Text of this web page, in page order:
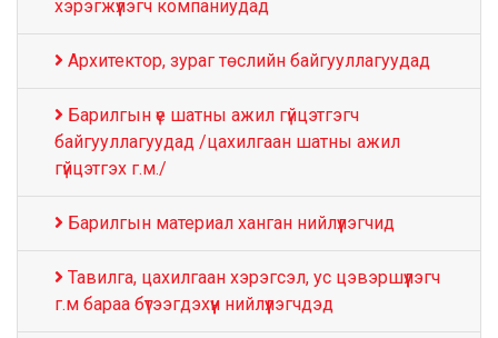
хэрэгжүүлэгч компаниудад
Архитектор, зураг төслийн байгууллагуудад
Барилгын үе шатны ажил гүйцэтгэгч
байгууллагуудад /цахилгаан шатны ажил
гүйцэтгэх г.м./
Барилгын материал ханган нийлүүлэгчид
Тавилга, цахилгаан хэрэгсэл, ус цэвэршүүлэгч
г.м бараа бүтээгдэхүүн нийлүүлэгчдэд